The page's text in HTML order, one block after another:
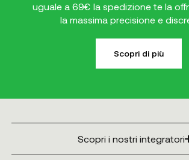
uguale a 69€ la spedizione te la
la massima precisione e
Scopri di più
Scopri i nostri integratori